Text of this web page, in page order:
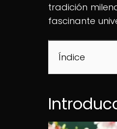
tradición
fascinante
Índice